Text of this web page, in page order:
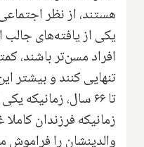
هستند، از نظر
یکی از یافته‌های
افراد مسن‌تر باشند،
تا ۶۶ سال،
زمانیکه فرزندان
والدینشان را